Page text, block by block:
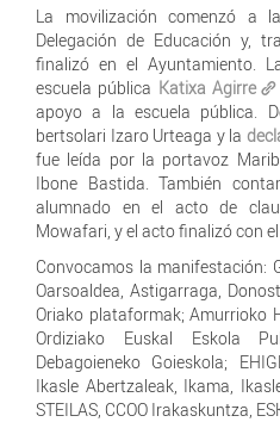
La movilización comenzó a
Delegación de Educación y,
finalizó en el Ayuntamiento.
escuela pública Katixa Agirre
apoyo a la escuela pública.
bertsolari Izaro Urteaga y la
fue leída por la portavoz
Ibone Bastida. También
alumnado en el acto de
Mowafari, y el acto finalizó con
Convocamos la manifestación:
Oarsoaldea, Astigarraga,
Oriako plataformak; Amurrioko
Ordiziako Euskal Eskola
Debagoieneko Goieskola;
Ikasle Abertzaleak, Ikama,
STEILAS, CCOO Irakaskuntza,